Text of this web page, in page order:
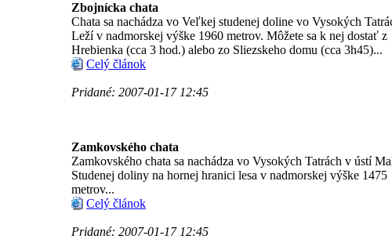
Zbojnícka chata
Chata sa nachádza vo Veľkej studenej doline vo Vysokých
Leží v nadmorskej výške 1960 metrov. Môžete sa k nej dostať z
Hrebienka (cca 3 hod.) alebo zo Sliezskeho domu (cca 3h45)...
Celý článok
Pridané: 2007-01-17 12:45
Zamkovského chata
Zamkovského chata sa nachádza vo Vysokých Tatrách v ústí
Studenej doliny na hornej hranici lesa v nadmorskej výške 1475
metrov...
Celý článok
Pridané: 2007-01-17 12:45